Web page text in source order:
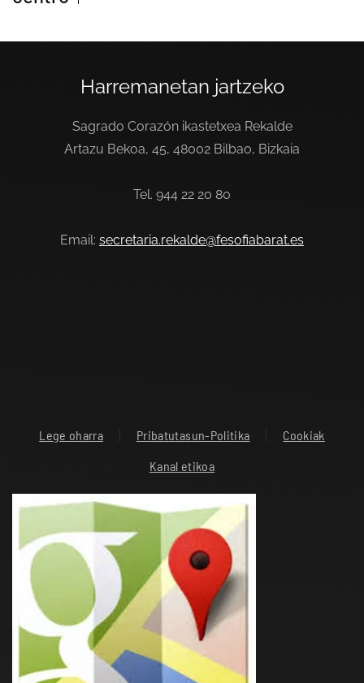
Harremanetan jartzeko
Sagrado Corazón ikastetxea Rekalde
Artazu Bekoa, 45, 48002 Bilbao, Bizkaia
Tel. 944 22 20 80
Email: secretaria.rekalde@fesofiabarat.es
Lege oharra Pribatutasun-Politika
Cookiak
Kanal etikoa